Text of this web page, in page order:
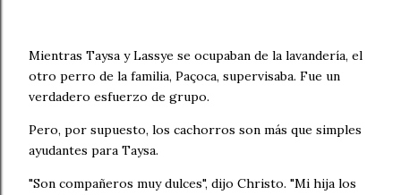
Mientras Taysa y Lassye se ocupaban de la lavandería, el
otro perro de la familia, Paçoca, supervisaba. Fue un
verdadero esfuerzo de grupo.
Pero, por supuesto, los cachorros son más que simples
ayudantes para Taysa.
"Son compañeros muy dulces", dijo Christo. "Mi hija los